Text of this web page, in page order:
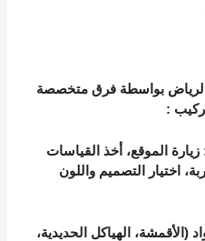
بواسطة فرق متخصصة
:
زيارة الموقع، أخذ القياسات
اختيار التصميم واللون
(الأقمشة، الهياكل الحديدية،